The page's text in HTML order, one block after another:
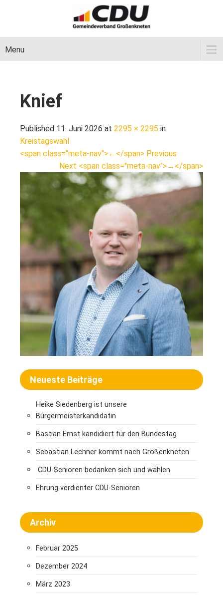
Menu
Knief
Published 11. Juni 2026 at 2295 × 2295 in
Kreistagswahl
<span class="meta-nav">←</span> Previous
Next <span class="meta-nav">→</span>
Neueste Beiträge
Heike Siedenberg ist unsere
Bürgermeisterkandidatin
Bastian Ernst kandidiert für den Bundestag
Sebastian Lechner kommt nach Großenkneten
CDU-Senioren bedanken sich und wählen
Ehrung verdienter CDU-Senioren
Archiv
Februar 2025
Dezember 2024
März 2023